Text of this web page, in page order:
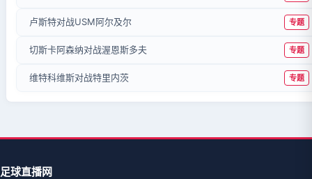
卢斯特对战USM阿尔及尔 专题
切斯卡阿森纳对战渥恩斯多夫 专题
维特科维斯对战特里内茨 专题
足球直播网